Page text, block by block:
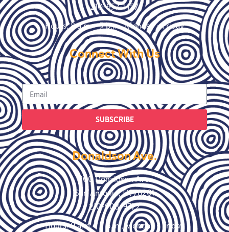
Donaldson Ave.
200 Donaldson Ave.
San Antonio, TX 78201
210-908-9772
Hours: 9 a.m. – 5 p.m., Monday – Friday
210-957-1457
Hours: 8 a.m. – 5 p.m., Monday – Friday
Connect With Us
SUBSCRIBE